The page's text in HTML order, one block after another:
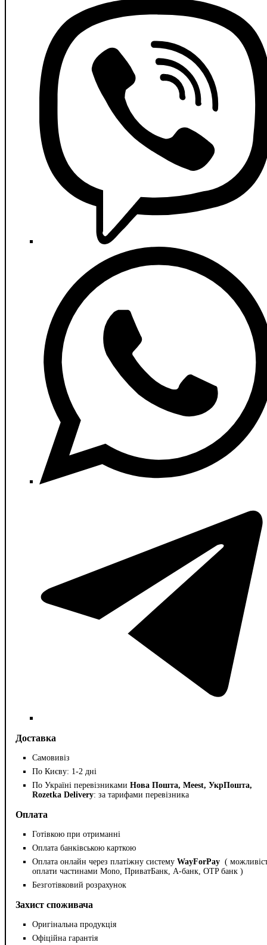
Доставка
Самовивіз
По Києву: 1-2 дні
По Україні перевізниками Нова Пошта, Meest, УкрПошта,
Rozetka Delivery: за тарифами перевізника
Оплата
Готівкою при отриманні
Оплата банківською карткою
Оплата онлайн через платіжну систему WayForPay (
оплати частинами Mono, ПриватБанк, А-банк, OTP банк )
Безготівковий розрахунок
Захист споживача
Оригінальна продукція
Офіційна гарантія